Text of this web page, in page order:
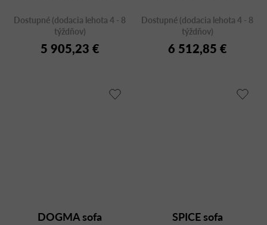
Dostupné (dodacia lehota 4 - 8
týždňov)
5 905,23 €
Dostupné (dodacia lehota 4 - 8
týždňov)
6 512,85 €
DOGMA sofa SPICE sofa